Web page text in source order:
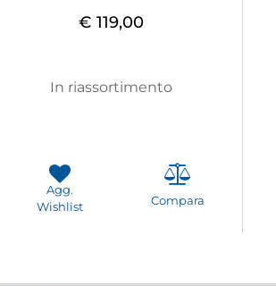
€ 119,00
In riassortimento
Agg.
Wishlist
Compara